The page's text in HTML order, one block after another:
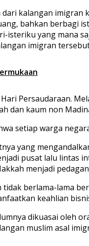
kalangan
bahkan berbagi
yang mana
imigran
Persaudaraan.
dan kaum non
setiap warga
yang
pusat lalu lintas
menjadi
berlama-lama
keahlian
dikuasai oleh
muslim asal